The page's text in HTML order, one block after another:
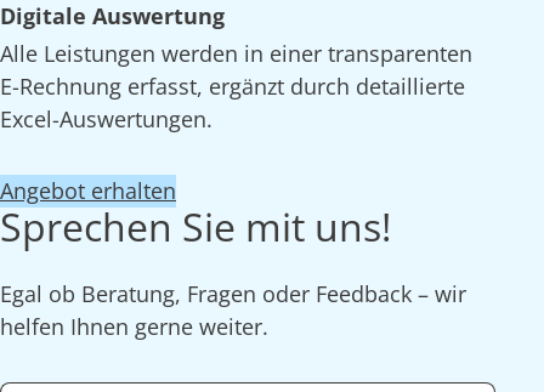
Digitale Auswertung
Alle Leistungen werden in einer transparenten
E-Rechnung erfasst, ergänzt durch detaillierte
Excel-Auswertungen.
Angebot erhalten
Sprechen Sie mit uns!
Egal ob Beratung, Fragen oder Feedback – wir
helfen Ihnen gerne weiter.